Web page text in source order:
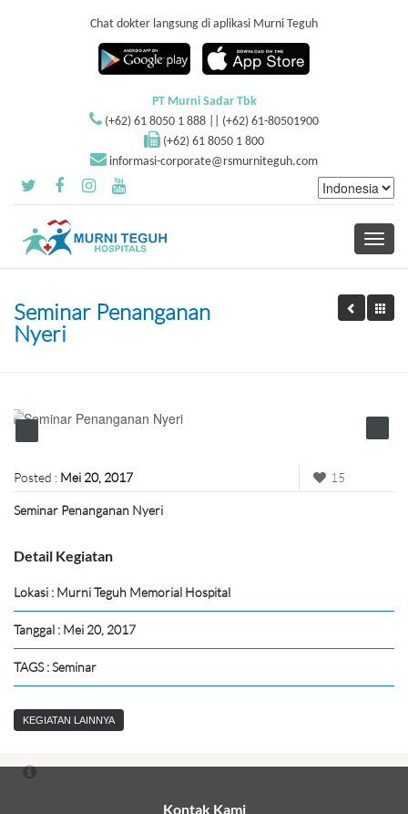
Chat dokter langsung di aplikasi Murni Teguh
PT Murni Sadar Tbk
(+62) 61 8050 1 888 || (+62) 61-80501900
(+62) 61 8050 1 800
informasi-corporate@rsmurniteguh.com
Toggle
Seminar Penanganan
Nyeri
Posted : Mei 20, 2017 15
Seminar Penanganan Nyeri
Detail Kegiatan
Lokasi : Murni Teguh Memorial Hospital
Tanggal : Mei 20, 2017
TAGS : Seminar
KEGIATAN LAINNYA
Kontak Kami